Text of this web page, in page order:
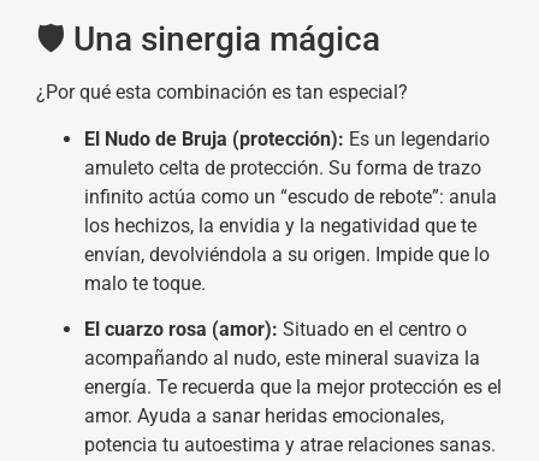
🛡️ Una sinergia mágica
¿Por qué esta combinación es tan especial?
El Nudo de Bruja (protección): Es un legendario
amuleto celta de protección. Su forma de trazo
infinito actúa como un “escudo de rebote”: anula
los hechizos, la envidia y la negatividad que te
envían, devolviéndola a su origen. Impide que lo
malo te toque.
El cuarzo rosa (amor): Situado en el centro o
acompañando al nudo, este mineral suaviza la
energía. Te recuerda que la mejor protección es el
amor. Ayuda a sanar heridas emocionales,
potencia tu autoestima y atrae relaciones sanas.